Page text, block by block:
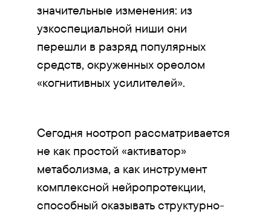
значительные изменения: из
узкоспециальной ниши они
перешли в разряд популярных
средств, окруженных ореолом
«когнитивных усилителей».
Сегодня ноотроп рассматривается
не как простой «активатор»
метаболизма, а как инструмент
комплексной нейропротекции,
способный оказывать структурно-